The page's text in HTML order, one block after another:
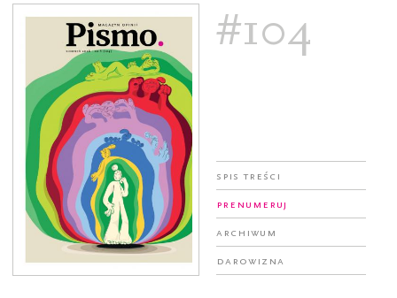
#104
Spis treści
Prenumeruj
Archiwum
Darowizna